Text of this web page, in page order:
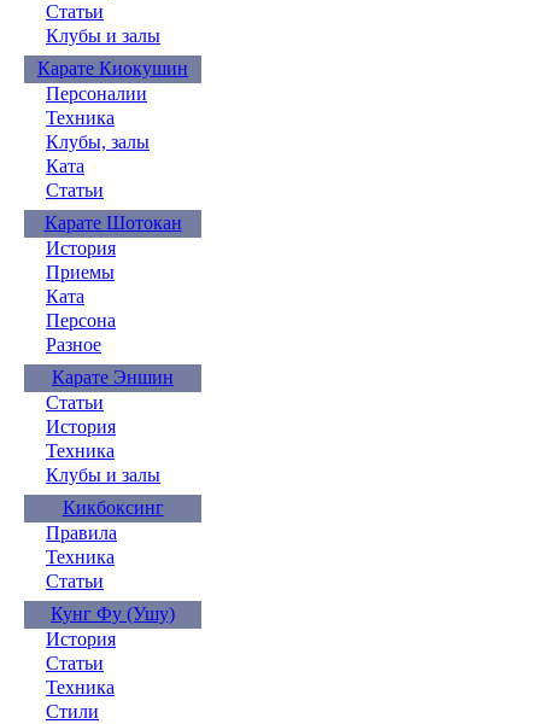
Статьи
Клубы и залы
Карате Киокушин
Персоналии
Техника
Клубы, залы
Ката
Статьи
Карате Шотокан
История
Приемы
Ката
Персона
Разное
Карате Эншин
Статьи
История
Техника
Клубы и залы
Кикбоксинг
Правила
Техника
Статьи
Кунг Фу (Ушу)
История
Статьи
Техника
Стили